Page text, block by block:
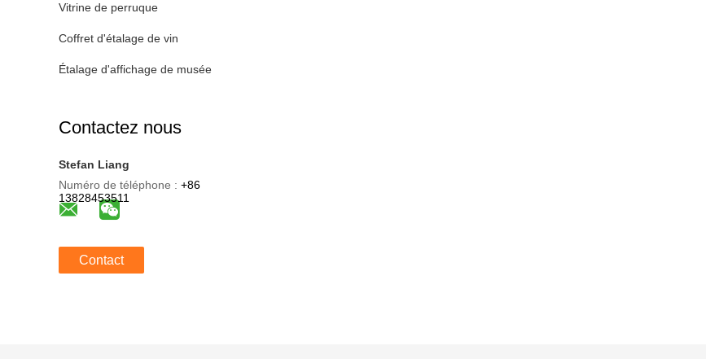
Vitrine de perruque
Coffret d'étalage de vin
Étalage d'affichage de musée
Contactez nous
Stefan Liang
Numéro de téléphone : +86
13828453511
Contact